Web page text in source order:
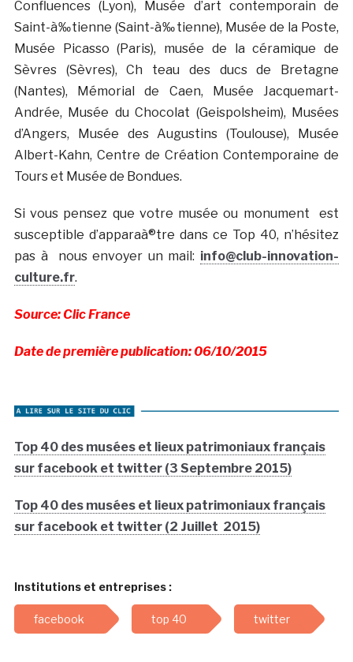
Confluences (Lyon), Musée d’art contemporain de
Saint-à‰tienne (Saint-à‰tienne), Musée de la Poste,
Musée Picasso (Paris), musée de la céramique de
Sèvres (Sèvres), Ch teau des ducs de Bretagne
(Nantes), Mémorial de Caen, Musée Jacquemart-
Andrée, Musée du Chocolat (Geispolsheim), Musées
d’Angers, Musée des Augustins (Toulouse), Musée
Albert-Kahn, Centre de Création Contemporaine de
Tours et Musée de Bondues.
Si vous pensez que votre musée ou monument est
susceptible d’apparaà®tre dans ce Top 40, n’hésitez
pas à nous envoyer un mail: info@club-innovation-
culture.fr.
Source: Clic France
Date de première publication: 06/10/2015
Top 40 des musées et lieux patrimoniaux français
sur facebook et twitter (3 Septembre 2015)
Top 40 des musées et lieux patrimoniaux français
sur facebook et twitter (2 Juillet 2015)
Institutions et entreprises :
facebook top 40 twitter